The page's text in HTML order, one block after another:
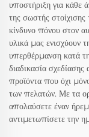
υποστήριξη για κάθε
της σωστής
κίνδυνο πόνου στον
υλικά μας ενισχύουν
υπερθέρμανση κατά
διαδικασία
προϊόντα που όχι
των πελατών. Με τα
απολαύσετε έναν
αντιμετωπίσετε την